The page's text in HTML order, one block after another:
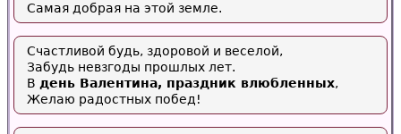
Самая добрая на этой земле.
Счастливой будь, здоровой и веселой,
Забудь невзгоды прошлых лет.
В день Валентина, праздник влюбленных,
Желаю радостных побед!